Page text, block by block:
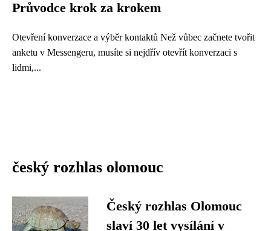
Průvodce krok za krokem
Otevření konverzace a výběr kontaktů Než vůbec začnete tvořit
anketu v Messengeru, musíte si nejdřív otevřít konverzaci s
lidmi,...
český rozhlas olomouc
Český rozhlas Olomouc
slaví 30 let vysílání v